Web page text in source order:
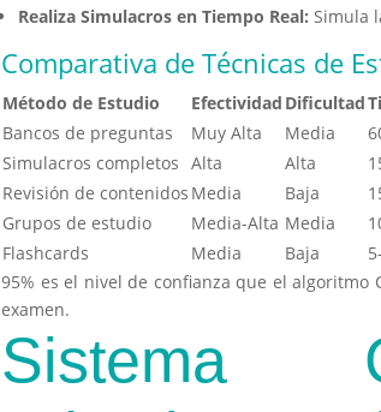
Realiza Simulacros en Tiempo Real: Simula
Comparativa de Técnicas de
Método de Estudio Efectividad Dificultad
Bancos de preguntas
Muy Alta Media
Simulacros completos Alta Alta
Revisión de contenidos Media Baja
Grupos de estudio
Media-Alta Media
Flashcards
Media Baja
95% es el nivel de confianza que el algoritmo
examen.
Sistema